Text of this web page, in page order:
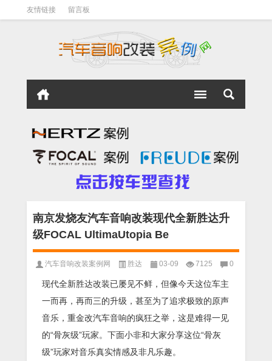
友情链接 留言板
南京发烧友汽车音响改装现代全新胜达升
级FOCAL UltimaUtopia Be
汽车音响改装案例网 胜达 03-09 7125 0
现代全新胜达改装已屡见不鲜，但像今天这位车主
一而再，再而三的升级，甚至为了追求极致的原声
音乐，重金改汽车音响的疯狂之举，这是难得一见
的“骨灰级”玩家。下面小非和大家分享这位“骨灰
级”玩家对音乐真实情感及非凡乐趣。